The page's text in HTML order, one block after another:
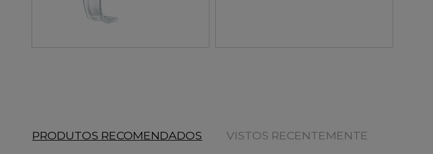
PRODUTOS RECOMENDADOS VISTOS RECENTEMENTE